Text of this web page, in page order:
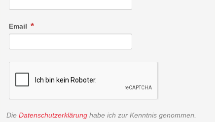
Email
Die Datenschutzerklärung habe ich zur Kenntnis genommen.